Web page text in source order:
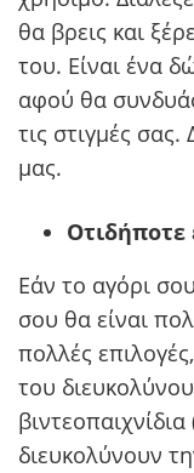
θα βρεις και
του. Είναι ένα
αφού θα
τις στιγμές
μας.
Οτιδήποτε
Εάν το αγόρι
σου θα είναι
πολλές
του
διευκολύνουν